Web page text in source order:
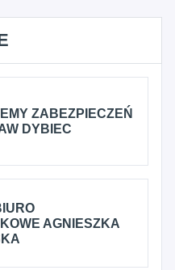
ZABEZPIECZEŃ
DYBIEC
AGNIESZKA